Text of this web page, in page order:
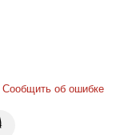
Сообщить об ошибке